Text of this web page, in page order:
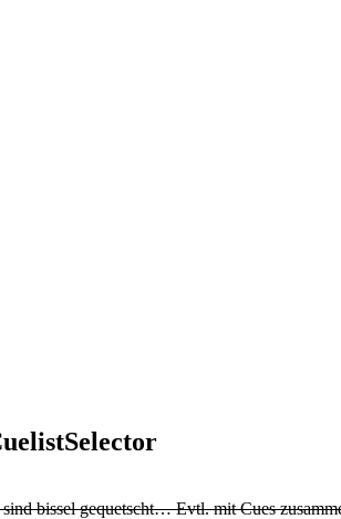
bissel gequetscht… Evtl. mit Cues